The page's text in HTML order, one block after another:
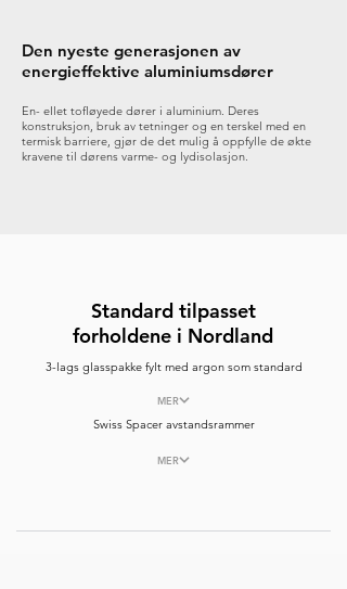
Den nyeste generasjonen av
energieffektive aluminiumsdører
En- ellet tofløyede dører i aluminium. Deres
konstruksjon, bruk av tetninger og en terskel med en
termisk barriere, gjør de det mulig å oppfylle de økte
kravene til dørens varme- og lydisolasjon.
Standard tilpasset
forholdene i Nordland
3-lags glasspakke fylt med argon som standard
MER
Swiss Spacer avstandsrammer
MER